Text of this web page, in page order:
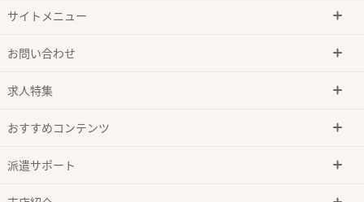
サイトメニュー
お問い合わせ
求人特集
おすすめコンテンツ
派遣サポート